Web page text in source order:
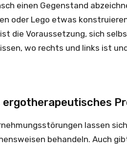
einen Gegenstand
oder Lego etwas
die Voraussetzung, sich
wo rechts und links ist
ergotherapeutisches
lassen
behandeln. Auch